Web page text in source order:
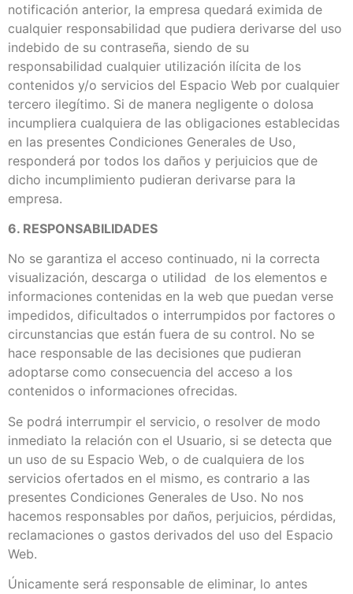
notificación anterior, la empresa quedará eximida de
cualquier responsabilidad que pudiera derivarse del uso
indebido de su contraseña, siendo de su
responsabilidad cualquier utilización ilícita de los
contenidos y/o servicios del Espacio Web por cualquier
tercero ilegítimo. Si de manera negligente o dolosa
incumpliera cualquiera de las obligaciones establecidas
en las presentes Condiciones Generales de Uso,
responderá por todos los daños y perjuicios que de
dicho incumplimiento pudieran derivarse para la
empresa.
6. RESPONSABILIDADES
No se garantiza el acceso continuado, ni la correcta
visualización, descarga o utilidad de los elementos e
informaciones contenidas en la web que puedan verse
impedidos, dificultados o interrumpidos por factores o
circunstancias que están fuera de su control. No se
hace responsable de las decisiones que pudieran
adoptarse como consecuencia del acceso a los
contenidos o informaciones ofrecidas.
Se podrá interrumpir el servicio, o resolver de modo
inmediato la relación con el Usuario, si se detecta que
un uso de su Espacio Web, o de cualquiera de los
servicios ofertados en el mismo, es contrario a las
presentes Condiciones Generales de Uso. No nos
hacemos responsables por daños, perjuicios, pérdidas,
reclamaciones o gastos derivados del uso del Espacio
Web.
Únicamente será responsable de eliminar, lo antes